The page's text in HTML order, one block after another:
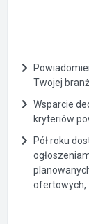
Twojej
Wsparcie
kryteriów
Pół roku
ofertowych,